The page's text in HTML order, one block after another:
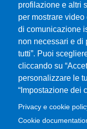
profilazione e altri
per mostrare
di comunicazione
non necessari e di
tutti”. Puoi
cliccando su
personalizzare le
“Impostazione dei
Privacy e cookie
Cookie
Università degli
Piazza Pugliatti, 1 -
Cod. Fiscale
P.IVA 00724160833
Centralino: 090 676 1
MENÙ SOCIAL
MENÙ FOOTER 1
Accessibility